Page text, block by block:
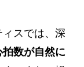
スでは、深
数が自然に